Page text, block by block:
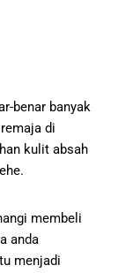
benar banyak
di
kulit absah
membeli
anda
menjadi